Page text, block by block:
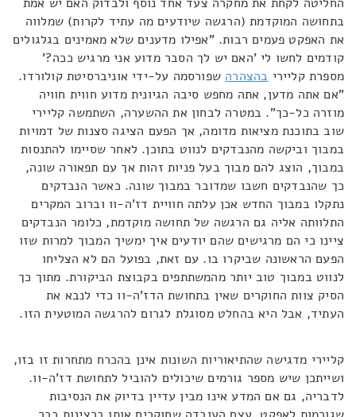
בתחושה המוקדמת (הרגשה שיודעים מה עתיד לקרות) שמלווה
את האפקט פעמים רבות. "אפילו מדענים שלא מאמינים בגלגולים
קודמים לחשו לי 'האם יש לך הסבר מדוע אני מרגיש ככה?'
מספרת קליירי בהצהרה שפורסמה על-ידי אוניברסיטת קולורדו.
"אם אתה מדען, אתה מחפש סיבה הגיונית מדוע חווית חוויה
מוזרה כל-כך". במטרה לבחון את ההשערה, השתמשה קליירי
שוב בתוכנת מציאות מדומה, אך הפעם הציגה סצנות של דמויות
במבוך וביקשה מהנבדקים לנווט בתוכן. לאחר שסיימו להתנסות
במבוך, הוצג להם מבוך בעל פניות זהות אך עם תפאורה שונה,
כך שהנבדקים חשבו שמדובר במבוך שונה. כאשר הנבדקים
נתקלו במבוך החדש אכן עלתה חוויית דז'ה-וו וברוב המקרים
התלוותה אליה גם הרגשה של תחושה מוקדמת, כלומר הנבדקים
ציינו כי הם מרגישים שהם יודעים איך ימשיך המבוך למרות שזו
הפעם הראשונה שביקרו בו. עם זאת, בפועל הם לא הצליחו
לנווט במבוך טוב יותר מהמשתתפים בקבוצת הביקורת. מתוך כך
הסיק צוות החוקרים שאין בתחושת הדז'ה-וו כדי לנבא את
העתיד, אבל היא בהחלט מסוגלת לגרום להרגשה המוטעית הזו.
קליירי מדגישה שהתיאוריות השונות אינן בהכרח מתחרות זו בזו,
ושייתכן שיש מספר גורמים שיכולים להוביל לתחושת דז'ה-וו.
לדבריה, גם אם המדע אינו מבין עדיין בדיוק את הנסיבות